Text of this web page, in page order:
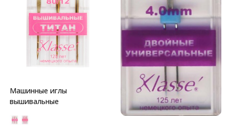
Машинные иглы
вышивальные